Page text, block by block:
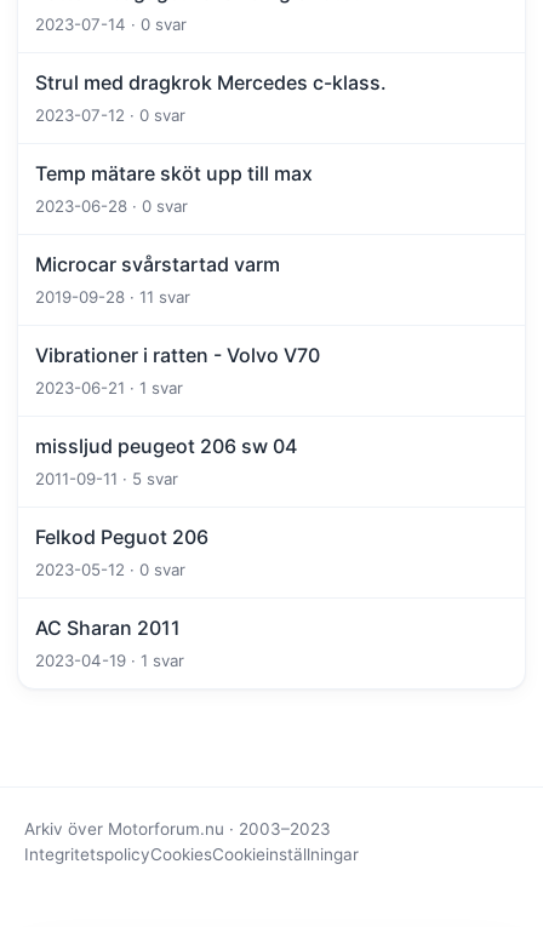
2023-07-14 · 0 svar
Strul med dragkrok Mercedes c-klass.
2023-07-12 · 0 svar
Temp mätare sköt upp till max
2023-06-28 · 0 svar
Microcar svårstartad varm
2019-09-28 · 11 svar
Vibrationer i ratten - Volvo V70
2023-06-21 · 1 svar
missljud peugeot 206 sw 04
2011-09-11 · 5 svar
Felkod Peguot 206
2023-05-12 · 0 svar
AC Sharan 2011
2023-04-19 · 1 svar
Arkiv över Motorforum.nu · 2003–2023
IntegritetspolicyCookiesCookieinställningar